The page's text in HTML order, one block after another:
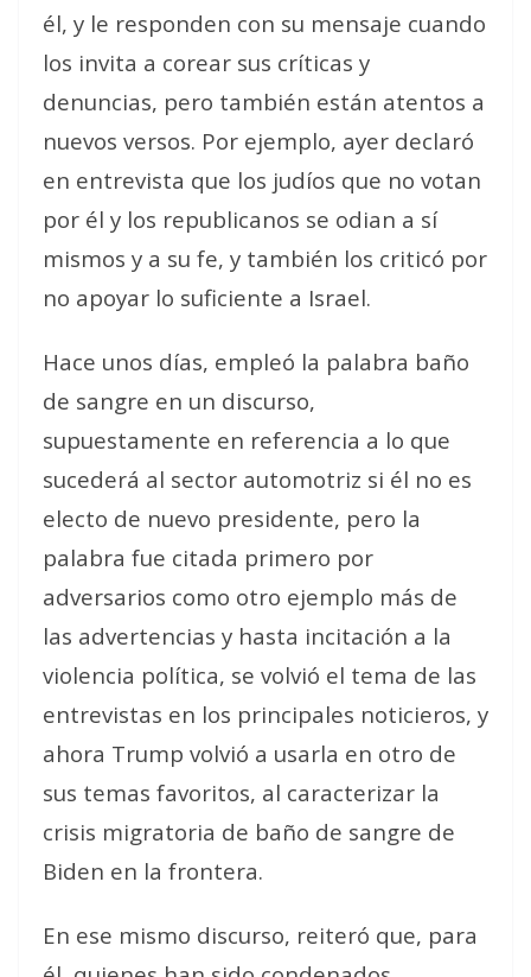
él, y le responden con su mensaje cuando
los invita a corear sus críticas y
denuncias, pero también están atentos a
nuevos versos. Por ejemplo, ayer declaró
en entrevista que los judíos que no votan
por él y los republicanos se odian a sí
mismos y a su fe, y también los criticó por
no apoyar lo suficiente a Israel.
Hace unos días, empleó la palabra baño
de sangre en un discurso,
supuestamente en referencia a lo que
sucederá al sector automotriz si él no es
electo de nuevo presidente, pero la
palabra fue citada primero por
adversarios como otro ejemplo más de
las advertencias y hasta incitación a la
violencia política, se volvió el tema de las
entrevistas en los principales noticieros, y
ahora Trump volvió a usarla en otro de
sus temas favoritos, al caracterizar la
crisis migratoria de baño de sangre de
Biden en la frontera.
En ese mismo discurso, reiteró que, para